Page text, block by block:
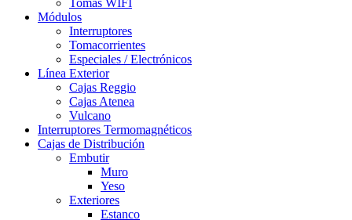
Tomas WIFI
Módulos
Interruptores
Tomacorrientes
Especiales / Electrónicos
Línea Exterior
Cajas Reggio
Cajas Atenea
Vulcano
Interruptores Termomagnéticos
Cajas de Distribución
Embutir
Muro
Yeso
Exteriores
Estanco